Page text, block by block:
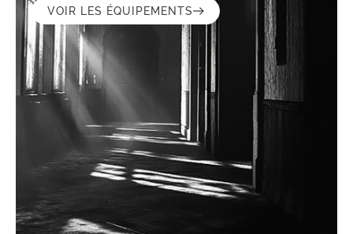
VOIR LES ÉQUIPEMENTS